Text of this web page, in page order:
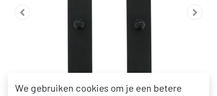
We gebruiken cookies om je een betere